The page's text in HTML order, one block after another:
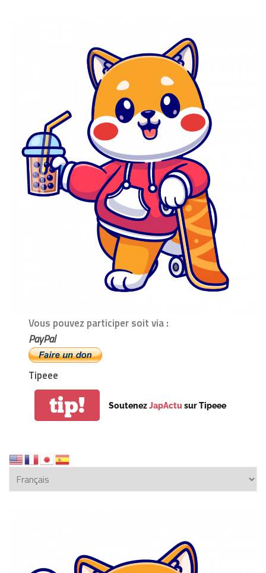
Vous pouvez participer soit via :
PayPal
Tipeee
tip! SoutenezJapActusur Tipeee